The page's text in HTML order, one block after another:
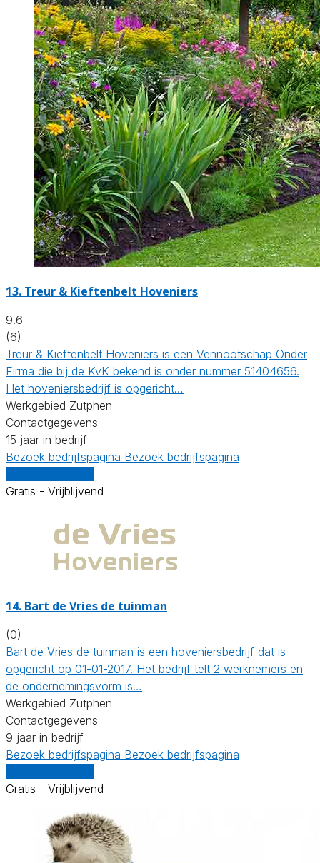
13. Treur & Kieftenbelt Hoveniers
9.6
(6)
Treur & Kieftenbelt Hoveniers is een Vennootschap Onder
Firma die bij de KvK bekend is onder nummer 51404656.
Het hoveniersbedrijf is opgericht…
Werkgebied Zutphen
Contactgegevens
15 jaar in bedrijf
Bezoek bedrijfspagina Bezoek bedrijfspagina
Gratis - Vrijblijvend
14. Bart de Vries de tuinman
(0)
Bart de Vries de tuinman is een hoveniersbedrijf dat is
opgericht op 01-01-2017. Het bedrijf telt 2 werknemers en
de ondernemingsvorm is…
Werkgebied Zutphen
Contactgegevens
9 jaar in bedrijf
Bezoek bedrijfspagina Bezoek bedrijfspagina
Gratis - Vrijblijvend